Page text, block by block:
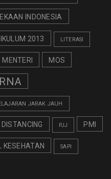
INDONESIA
2013 LITERASI
MENTERI MOS
JARAK JAUH
PJJ PMI
KESEHATAN SAPI